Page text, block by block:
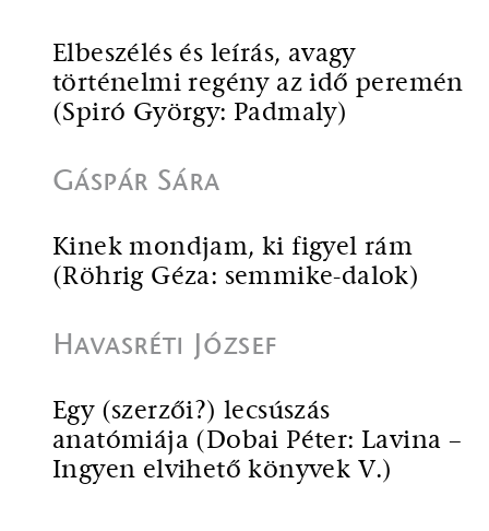
Elbeszélés és leírás, avagy
történelmi regény az idő peremén
(Spiró György: Padmaly)
Gáspár Sára
Kinek mondjam, ki figyel rám
(Röhrig Géza: semmike-dalok)
Havasréti József
Egy (szerzői?) lecsúszás
anatómiája (Dobai Péter: Lavina –
Ingyen elvihető könyvek V.)